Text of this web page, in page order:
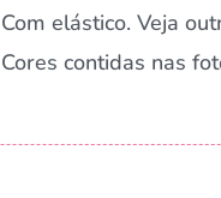
Com elástico. Veja
Cores contidas nas